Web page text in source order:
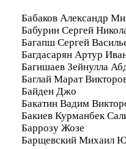
Бабаков Александр
Бабурин Сергей
Багапш Сергей
Багдасарян Артур
Багишаев Зейнулла
Баглай Марат
Байден Джо
Бакатин Вадим
Бакиев Курманбек
Баррозу Жозе
Барщевский Михаил